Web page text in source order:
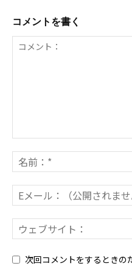
コメントを書く
次回コメントをするときの